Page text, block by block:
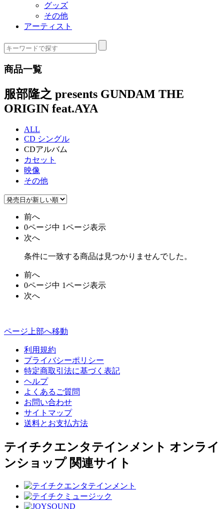
グッズ
その他
アーティスト
商品一覧
服部隆之 presents GUNDAM THE
ORIGIN feat.AYA
ALL
CD シングル
CDアルバム
カセット
映像
その他
前へ
0ページ中 1ページ表示
次へ
条件に一致する商品は見つかりませんでした。
前へ
0ページ中 1ページ表示
次へ
ページ上部へ移動
利用規約
プライバシーポリシー
特定商取引法に基づく表記
ヘルプ
よくあるご質問
お問い合わせ
サイトマップ
送料とお支払方法
テイチクエンタテインメント オンライ
ンショップ 関連サイト